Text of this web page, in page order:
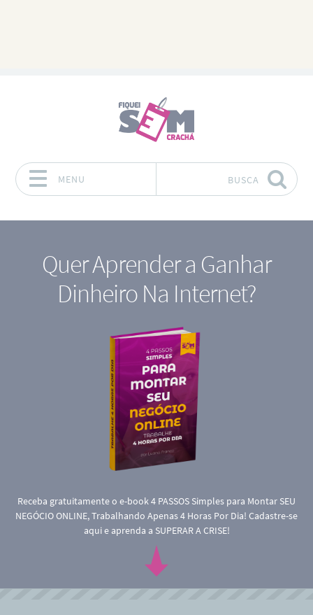
MENU BUSCA
Quer Aprender a Ganhar
Dinheiro Na Internet?
Receba gratuitamente o e-book 4 PASSOS Simples para Montar SEU
NEGÓCIO ONLINE, Trabalhando Apenas 4 Horas Por Dia! Cadastre-se
aqui e aprenda a SUPERAR A CRISE!